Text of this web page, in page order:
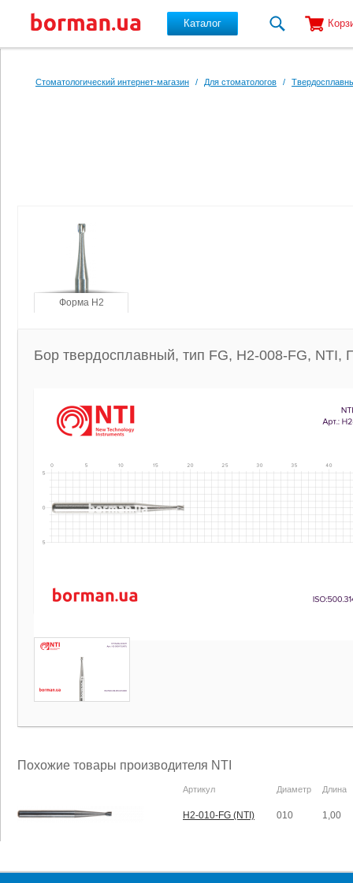
Каталог
Стоматологический интернет-магазин / Для стоматологов /
Форма H2
Бор твердосплавный, тип FG, H2-008-FG, NTI,
Похожие товары производителя NTI
Артикул Диаметр Длина
H2-010-FG (NTI) 010 1,00